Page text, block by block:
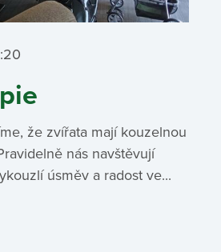
že zvířata mají kouzelnou
nás navštěvují
úsměv a radost ve...